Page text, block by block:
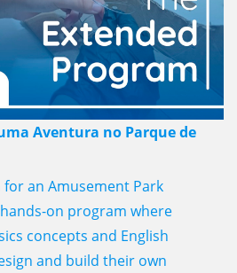
Aventura no Parque de
for an Amusement Park
on program where
concepts and English
and build their own